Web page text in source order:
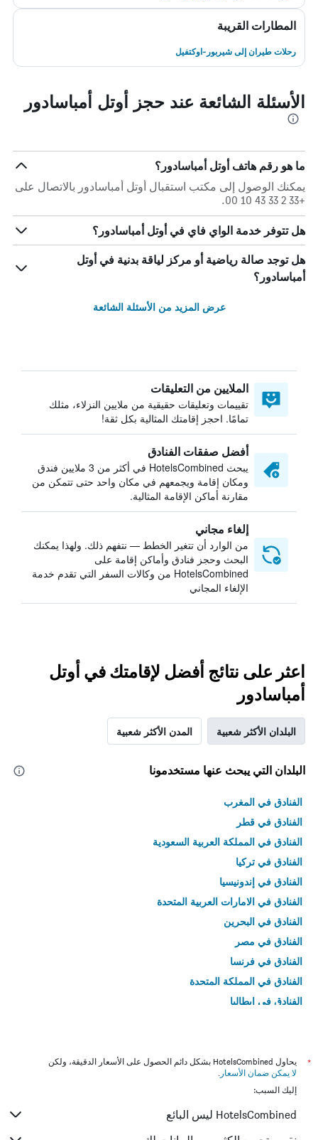
المطارات القريبة
رحلات طيران إلى شيربور-اوكتفيل
الأسئلة الشائعة عند حجز أوتل أمباسادور
ما هو رقم هاتف أوتل أمباسادور؟
يمكنك الوصول إلى مكتب استقبال أوتل أمباسادور بالاتصال على
+33 2 33 43 10 00.
هل تتوفر خدمة الواي فاي في أوتل أمباسادور؟
هل توجد صالة رياضية أو مركز لياقة بدنية في أوتل
أمباسادور؟
عرض المزيد من الأسئلة الشائعة
الملايين من التعليقات
تقييمات وتعليقات حقيقية من ملايين النزلاء، مثلك
تمامًا. احجز إقامتك المثالية بكل ثقة!
أفضل صفقات الفنادق
يبحث HotelsCombined في أكثر من 3 ملايين فندق
ومكان إقامة ويجمعهم في مكان واحد حتى تتمكن من
مقارنة أماكن الإقامة المثالية.
إلغاء مجاني
من الوارد أن تتغير الخطط — نتفهم ذلك. ولهذا يمكنك
البحث وحجز فنادق وأماكن إقامة على
HotelsCombined من وكالات السفر التي تقدم خدمة
الإلغاء المجاني
اعثر على نتائج أفضل لإقامتك في أوتل
أمباسادور
البلدان الأكثر شعبية المدن الأكثر شعبية
البلدان التي يبحث عنها مستخدمونا
الفنادق في المغرب
الفنادق في قطر
الفنادق في المملكة العربية السعودية
الفنادق في تركيا
الفنادق في إندونيسيا
الفنادق في الامارات العربية المتحدة
الفنادق في البحرين
الفنادق في مصر
الفنادق في فرنسا
الفنادق في المملكة المتحدة
الفنادق في إيطاليا
*
يحاول HotelsCombined بشكل دائم الحصول على الأسعار الدقيقة، ولكن
لا يمكن ضمان الأسعار .
إليك السبب:
HotelsCombined ليس البائع